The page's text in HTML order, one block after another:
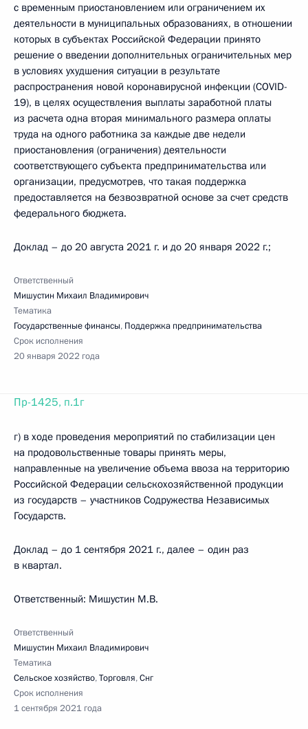
с временным приостановлением или ограничением их
деятельности в муниципальных образованиях, в отношении
которых в субъектах Российской Федерации принято
решение о введении дополнительных ограничительных мер
в условиях ухудшения ситуации в результате
распространения новой коронавирусной инфекции (COVID-
19), в целях осуществления выплаты заработной платы
из расчета одна вторая минимального размера оплаты
труда на одного работника за каждые две недели
приостановления (ограничения) деятельности
соответствующего субъекта предпринимательства или
организации, предусмотрев, что такая поддержка
предоставляется на безвозвратной основе за счет средств
федерального бюджета.
Доклад – до 20 августа 2021 г. и до 20 января 2022 г.;
Ответственный
Мишустин Михаил Владимирович
Тематика
Государственные финансы, Поддержка предпринимательства
Срок исполнения
20 января 2022 года
Пр-1425, п.1г
г) в ходе проведения мероприятий по стабилизации цен
на продовольственные товары принять меры,
направленные на увеличение объема ввоза на территорию
Российской Федерации сельскохозяйственной продукции
из государств – участников Содружества Независимых
Государств.
Доклад – до 1 сентября 2021 г., далее – один раз
в квартал.
Ответственный: Мишустин М.В.
Ответственный
Мишустин Михаил Владимирович
Тематика
Сельское хозяйство,Торговля,Снг
Срок исполнения
1 сентября 2021 года